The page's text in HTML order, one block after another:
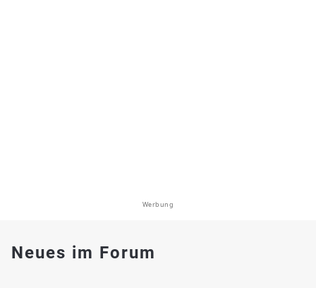
Werbung
Neues im Forum